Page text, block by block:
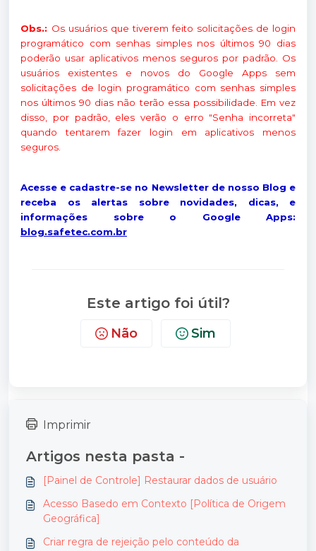
Obs.: Os usuários que tiverem feito solicitações de login
programático com senhas simples nos últimos 90 dias
poderão usar aplicativos menos seguros por padrão. Os
usuários existentes e novos do Google Apps sem
solicitações de login programático com senhas simples
nos últimos 90 dias não terão essa possibilidade. Em vez
disso, por padrão, eles verão o erro "Senha incorreta"
quando tentarem fazer login em aplicativos menos
seguros.
Acesse e cadastre-se no Newsletter de nosso Blog e
receba os alertas sobre novidades, dicas, e
informações sobre o Google Apps:
blog.safetec.com.br
Este artigo foi útil?
Não Sim
Imprimir
Artigos nesta pasta -
[Painel de Controle] Restaurar dados de usuário
Acesso Basedo em Contexto [Política de Origem
Geográfica]
Criar regra de rejeição pelo conteúdo da